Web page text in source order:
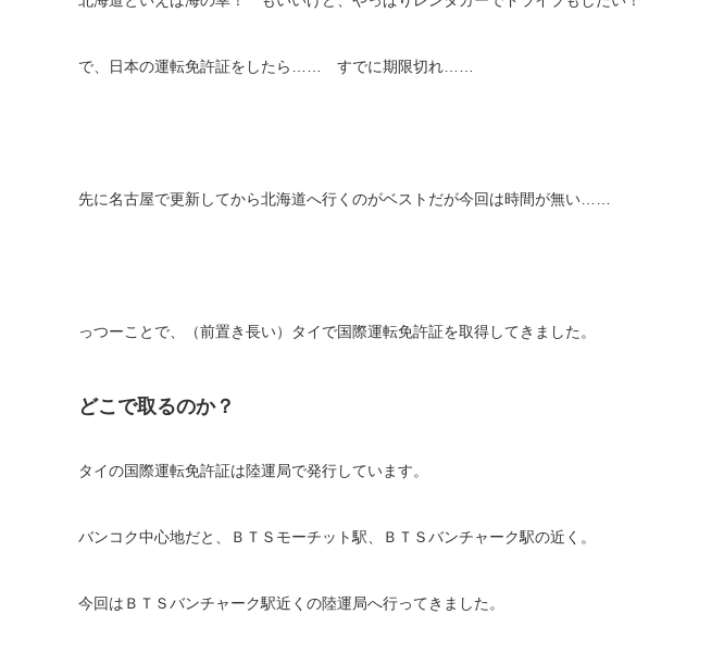
で、日本の運転免許証をしたら…… すでに期限切れ……
先に名古屋で更新してから北海道へ行くのがベストだが今回は時間が無い……
っつーことで、（前置き長い）タイで国際運転免許証を取得してきました。
どこで取るのか？
タイの国際運転免許証は陸運局で発行しています。
バンコク中心地だと、ＢＴＳモーチット駅、ＢＴＳバンチャーク駅の近く。
今回はＢＴＳバンチャーク駅近くの陸運局へ行ってきました。